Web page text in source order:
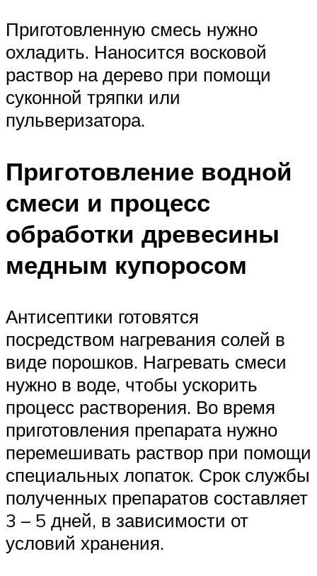
Приготовленную смесь нужно
охладить. Наносится восковой
раствор на дерево при помощи
суконной тряпки или
пульверизатора.
Приготовление водной
смеси и процесс
обработки древесины
медным купоросом
Антисептики готовятся
посредством нагревания солей в
виде порошков. Нагревать смеси
нужно в воде, чтобы ускорить
процесс растворения. Во время
приготовления препарата нужно
перемешивать раствор при помощи
специальных лопаток. Срок службы
полученных препаратов составляет
3 – 5 дней, в зависимости от
условий хранения.